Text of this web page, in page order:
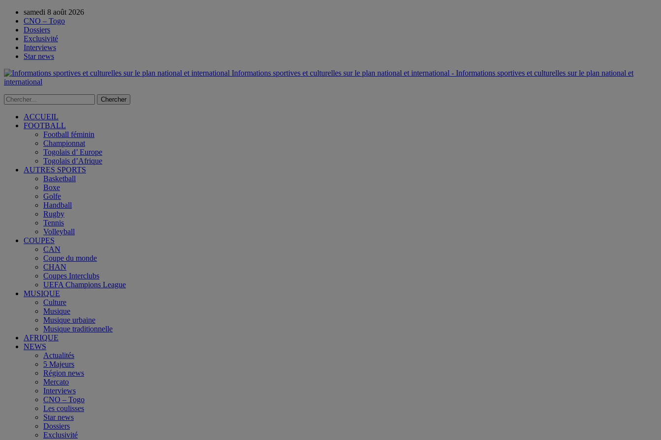
samedi 8 août 2026
CNO – Togo
Dossiers
Exclusivité
Interviews
Star news
Informations sportives et culturelles sur le plan national et international - Informations sportives et culturelles sur le plan national et
international
ACCUEIL
FOOTBALL
Football féminin
Championnat
Togolais d’ Europe
Togolais d’Afrique
AUTRES SPORTS
Basketball
Boxe
Golfe
Handball
Rugby
Tennis
Volleyball
COUPES
CAN
Coupe du monde
CHAN
Coupes Interclubs
UEFA Champions League
MUSIQUE
Culture
Musique
Musique urbaine
Musique traditionnelle
AFRIQUE
NEWS
Actualités
5 Majeurs
Région news
Mercato
Interviews
CNO – Togo
Les coulisses
Star news
Dossiers
Exclusivité